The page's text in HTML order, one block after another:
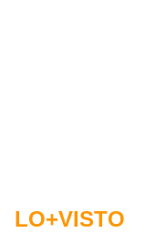
LO+VISTO